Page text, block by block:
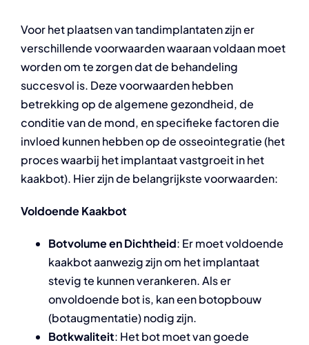
Voor het plaatsen van tandimplantaten zijn er
verschillende voorwaarden waaraan voldaan moet
worden om te zorgen dat de behandeling
succesvol is. Deze voorwaarden hebben
betrekking op de algemene gezondheid, de
conditie van de mond, en specifieke factoren die
invloed kunnen hebben op de osseointegratie (het
proces waarbij het implantaat vastgroeit in het
kaakbot). Hier zijn de belangrijkste voorwaarden:
Voldoende Kaakbot
Botvolume en Dichtheid: Er moet voldoende
kaakbot aanwezig zijn om het implantaat
stevig te kunnen verankeren. Als er
onvoldoende bot is, kan een botopbouw
(botaugmentatie) nodig zijn.
Botkwaliteit: Het bot moet van goede